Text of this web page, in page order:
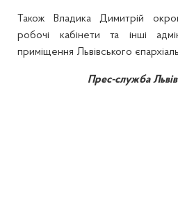
Також Владика Димитрій
робочі кабінети та інші
приміщення Львівського
Прес-служба